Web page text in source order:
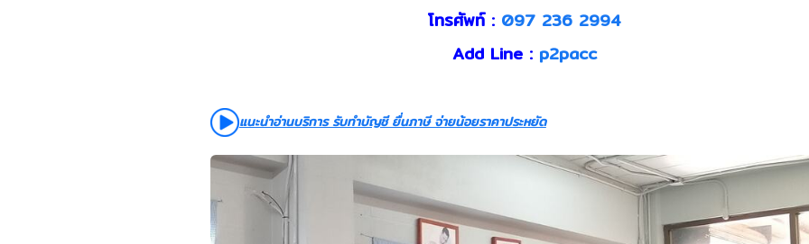
โทรศัพท์ : 097 236 2994
Add Line : p2pacc
แนะนำอ่านบริการ รับทำบัญชี ยื่นภาษี จ่ายน้อยราคาประหยัด